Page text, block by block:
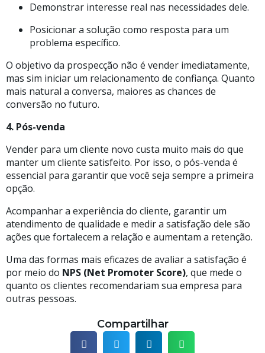
Demonstrar interesse real nas necessidades dele.
Posicionar a solução como resposta para um
problema específico.
O objetivo da prospecção não é vender imediatamente,
mas sim iniciar um relacionamento de confiança. Quanto
mais natural a conversa, maiores as chances de
conversão no futuro.
4. Pós-venda
Vender para um cliente novo custa muito mais do que
manter um cliente satisfeito. Por isso, o pós-venda é
essencial para garantir que você seja sempre a primeira
opção.
Acompanhar a experiência do cliente, garantir um
atendimento de qualidade e medir a satisfação dele são
ações que fortalecem a relação e aumentam a retenção.
Uma das formas mais eficazes de avaliar a satisfação é
por meio do NPS (Net Promoter Score), que mede o
quanto os clientes recomendariam sua empresa para
outras pessoas.
Compartilhar